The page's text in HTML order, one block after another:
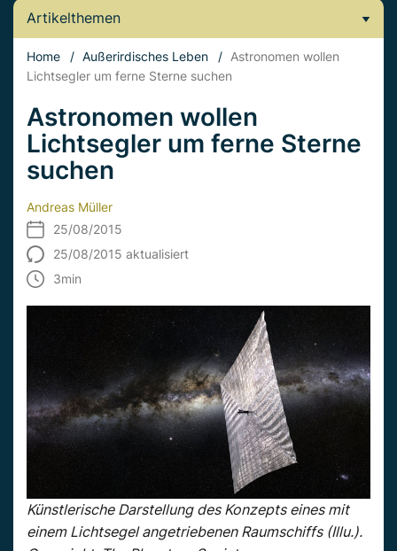
Artikelthemen
Home / Außerirdisches Leben / Astronomen wollen
Lichtsegler um ferne Sterne suchen
Astronomen wollen
Lichtsegler um ferne Sterne
suchen
Andreas Müller
25/08/2015
25/08/2015 aktualisiert
3min
Künstlerische Darstellung des Konzepts eines mit
einem Lichtsegel angetriebenen Raumschiffs (Illu.).